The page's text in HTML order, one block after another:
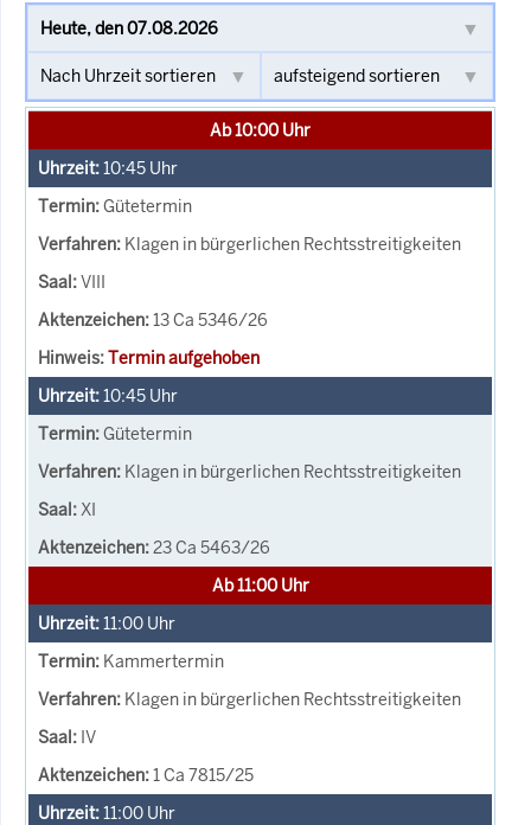
Ab 10:00 Uhr
10:45 Uhr
Gütetermin
Klagen in bürgerlichen Rechtsstreitigkeiten
VIII
13 Ca 5346/26
Termin aufgehoben
10:45 Uhr
Gütetermin
Klagen in bürgerlichen Rechtsstreitigkeiten
XI
23 Ca 5463/26
Ab 11:00 Uhr
11:00 Uhr
Kammertermin
Klagen in bürgerlichen Rechtsstreitigkeiten
IV
1 Ca 7815/25
11:00 Uhr